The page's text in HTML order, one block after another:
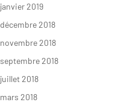
janvier 2019
décembre 2018
novembre 2018
septembre 2018
juillet 2018
mars 2018